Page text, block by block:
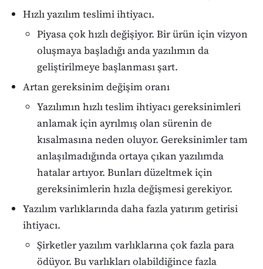
Hızlı yazılım teslimi ihtiyacı.
Piyasa çok hızlı değişiyor. Bir ürün için vizyon
oluşmaya başladığı anda yazılımın da
geliştirilmeye başlanması şart.
Artan gereksinim değişim oranı
Yazılımın hızlı teslim ihtiyacı gereksinimleri
anlamak için ayrılmış olan sürenin de
kısalmasına neden oluyor. Gereksinimler tam
anlaşılmadığında ortaya çıkan yazılımda
hatalar artıyor. Bunları düzeltmek için
gereksinimlerin hızla değişmesi gerekiyor.
Yazılım varlıklarında daha fazla yatırım getirisi
ihtiyacı.
Şirketler yazılım varlıklarına çok fazla para
ödüyor. Bu varlıkları olabildiğince fazla